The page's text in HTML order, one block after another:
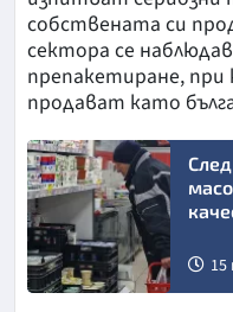
собствената си
сектора се
препакетиране,
продават като
15